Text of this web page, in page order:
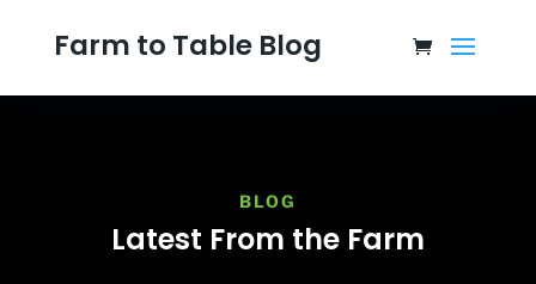
Farm to Table Blog
BLOG
Latest From the Farm